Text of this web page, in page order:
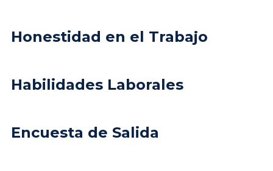
Honestidad en el Trabajo
Habilidades Laborales
Encuesta de Salida